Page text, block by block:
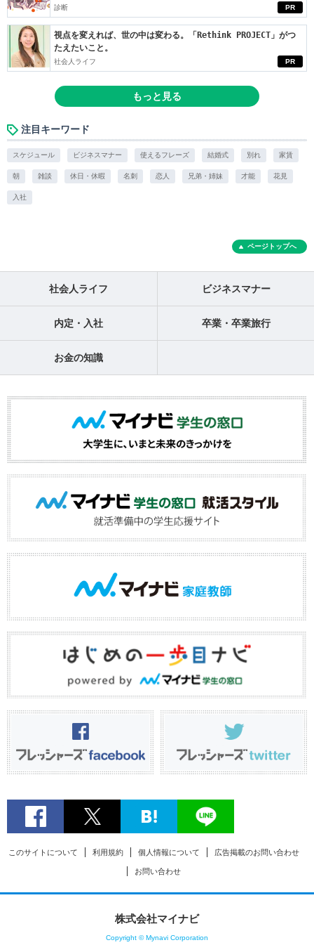
PR
診断
PR
視点を変えれば、世の中は変わる。「Rethink PROJECT」がつ
たえたいこと。
社会人ライフ
もっと見る
注目キーワード
スケジュール ビジネスマナー 使えるフレーズ 結婚式 別れ 家賃
朝 雑談 休日・休暇 名刺 恋人 兄弟・姉妹 才能 花見
入社
ページトップへ
社会人ライフ ビジネスマナー
内定・入社 卒業・卒業旅行
お金の知識
このサイトについて 利用規約 個人情報について 広告掲載のお問い合わせ
お問い合わせ
株式会社マイナビ
Copyright © Mynavi Corporation